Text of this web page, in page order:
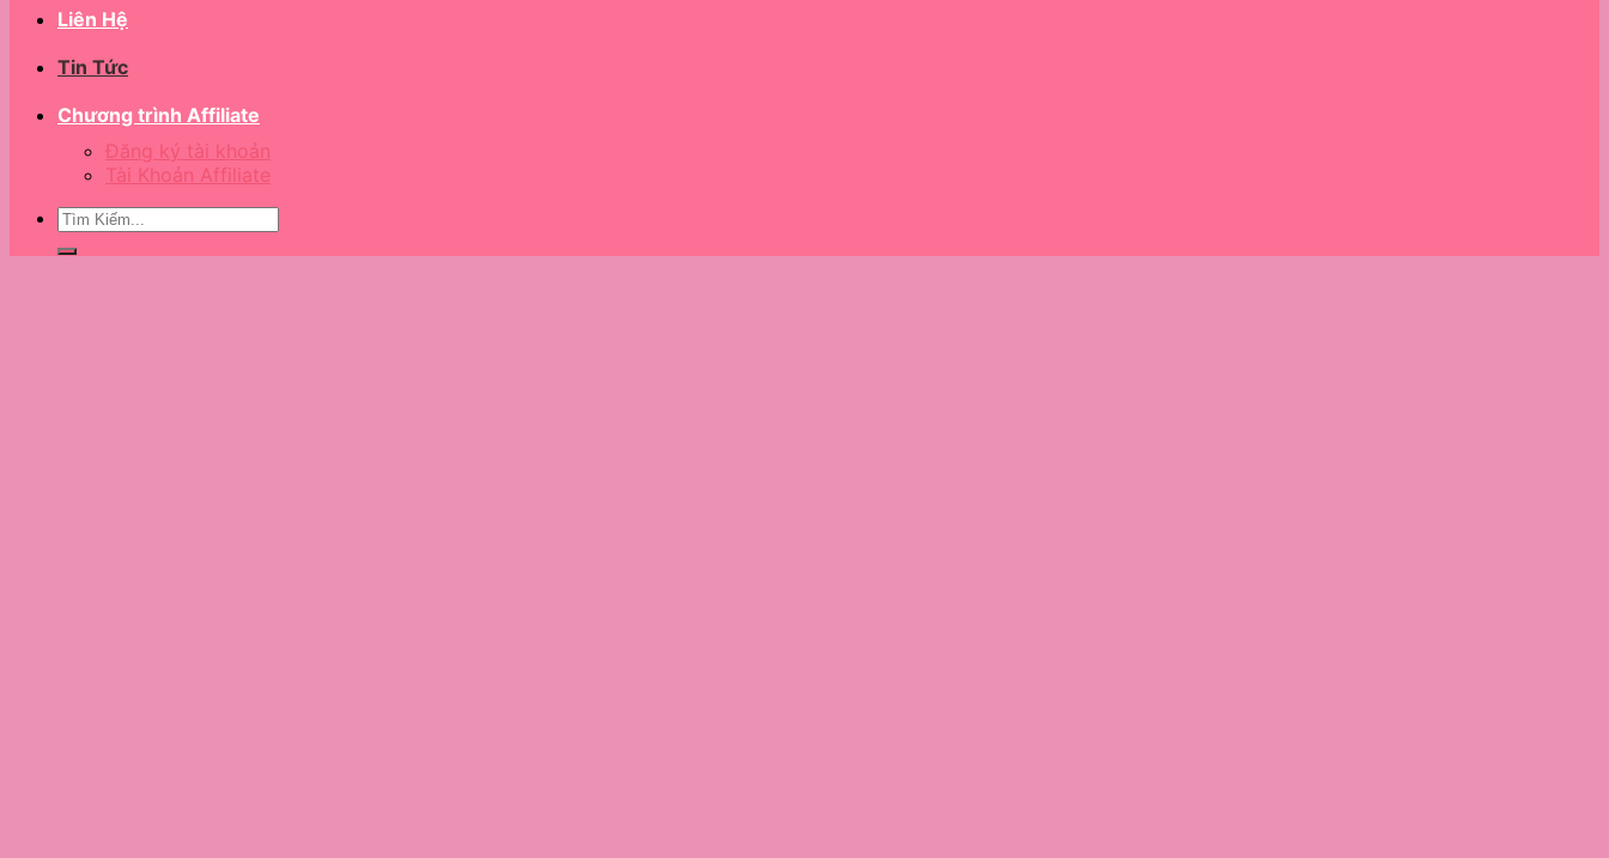
Liên Hệ
Tin Tức
Chương trình Affiliate
Đăng ký tài khoản
Tài Khoản Affiliate
Tìm